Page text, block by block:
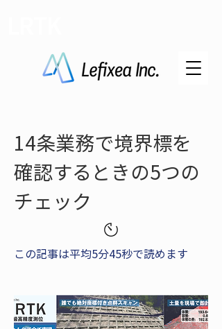
14条業務で境界標を
確認するときの5つの
チェック
この記事は平均5分45秒で読めます